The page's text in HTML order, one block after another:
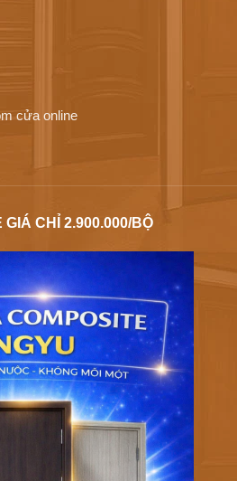
cửa online
CHỈ 2.900.000/BỘ